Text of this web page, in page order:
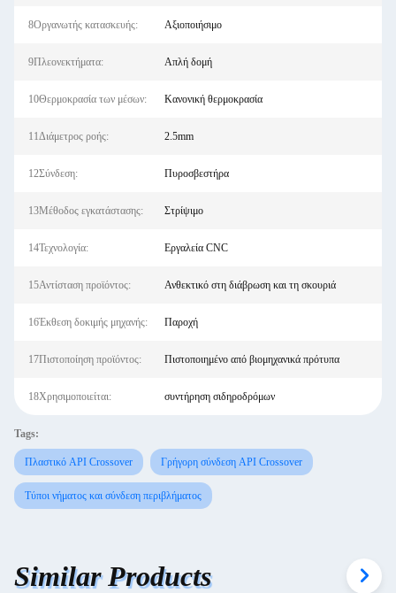
8Οργανωτής κατασκευής: Αξιοποιήσιμο
9Πλεονεκτήματα: Απλή δομή
10Θερμοκρασία των μέσων: Κανονική θερμοκρασία
11Διάμετρος ροής: 2.5mm
12Σύνδεση: Πυροσβεστήρα
13Μέθοδος εγκατάστασης: Στρίψιμο
14Τεχνολογία: Εργαλεία CNC
15Αντίσταση προϊόντος: Ανθεκτικό στη διάβρωση και τη σκουριά
16Έκθεση δοκιμής μηχανής: Παροχή
17Πιστοποίηση προϊόντος: Πιστοποιημένο από βιομηχανικά πρότυπα
18Χρησιμοποιείται: συντήρηση σιδηροδρόμων
Tags:
Πλαστικό API Crossover Γρήγορη σύνδεση API Crossover
Τύποι νήματος και σύνδεση περιβλήματος
Similar Products